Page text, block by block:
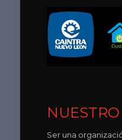
Ser una